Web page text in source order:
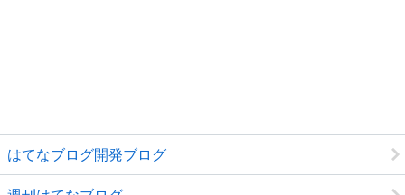
はてなブログ開発ブログ